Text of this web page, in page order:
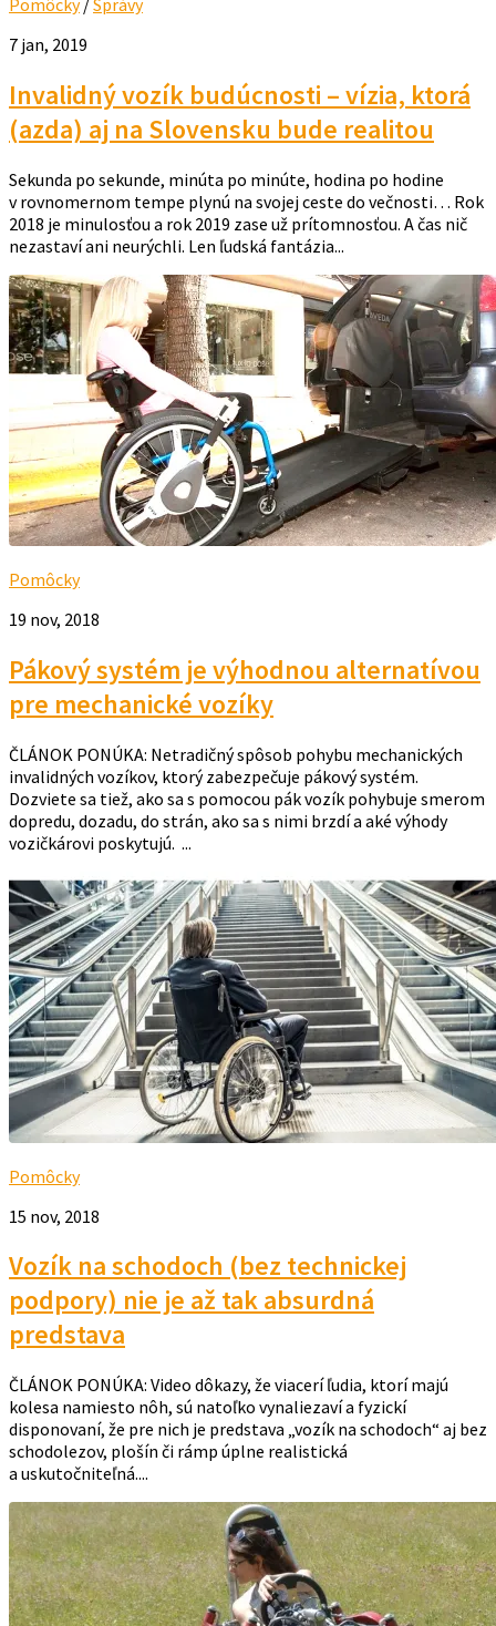
7 jan, 2019
Invalidný vozík budúcnosti – vízia, ktorá
(azda) aj na Slovensku bude realitou
Sekunda po sekunde, minúta po minúte, hodina po hodine
v rovnomernom tempe plynú na svojej ceste do večnosti… Rok
2018 je minulosťou a rok 2019 zase už prítomnosťou. A čas nič
nezastaví ani neurýchli. Len ľudská fantázia...
Pomôcky
19 nov, 2018
Pákový systém je výhodnou alternatívou
pre mechanické vozíky
ČLÁNOK PONÚKA: Netradičný spôsob pohybu mechanických
invalidných vozíkov, ktorý zabezpečuje pákový systém.
Dozviete sa tiež, ako sa s pomocou pák vozík pohybuje smerom
dopredu, dozadu, do strán, ako sa s nimi brzdí a aké výhody
vozičkárovi poskytujú. ...
Pomôcky
15 nov, 2018
Vozík na schodoch (bez technickej
podpory) nie je až tak absurdná
predstava
ČLÁNOK PONÚKA: Video dôkazy, že viacerí ľudia, ktorí majú
kolesa namiesto nôh, sú natoľko vynaliezaví a fyzickí
disponovaní, že pre nich je predstava „vozík na schodoch“ aj bez
schodolezov, plošín či rámp úplne realistická
a uskutočniteľná....